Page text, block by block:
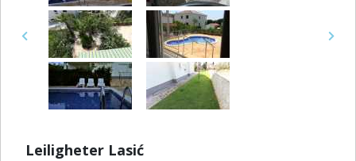
Previous Next
Leiligheter Lasić